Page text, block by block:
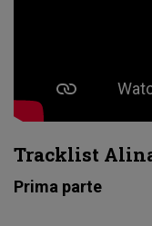
Tracklist
Prima parte